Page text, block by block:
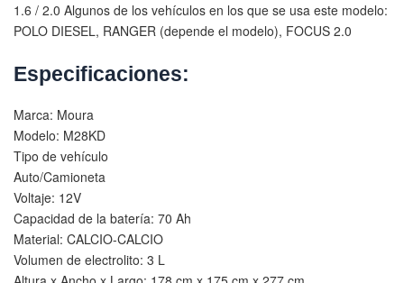
1.6 / 2.0 Algunos de los vehículos en los que se usa este modelo:
POLO DIESEL, RANGER (depende el modelo), FOCUS 2.0
Especificaciones:
Marca: Moura
Modelo: M28KD
Tipo de vehículo
Auto/Camioneta
Voltaje: 12V
Capacidad de la batería: 70 Ah
Material: CALCIO-CALCIO
Volumen de electrolito: 3 L